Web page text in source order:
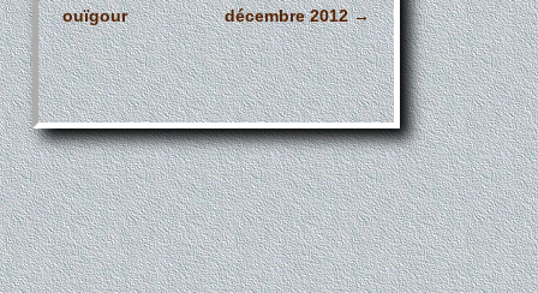
des
articles
ouïgour
décembre 2012→